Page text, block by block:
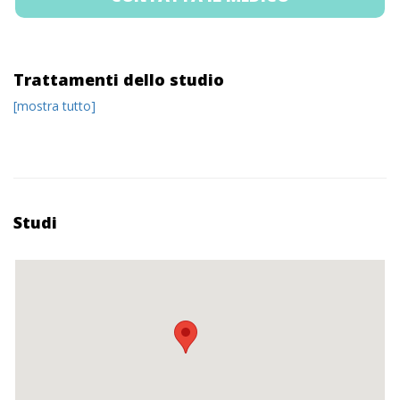
Trattamenti dello studio
[mostra tutto]
Studi